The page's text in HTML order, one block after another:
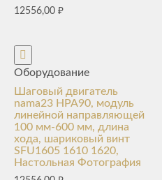
12556,00 ₽
Оборудование
Шаговый двигатель
nama23 HPA90, модуль
линейной направляющей
100 мм-600 мм, длина
хода, шариковый винт
SFU1605 1610 1620,
Настольная Фотография